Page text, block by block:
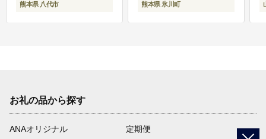
熊本県 八代市 熊本県 氷川町
お礼の品から探す
ANAオリジナル
定期便